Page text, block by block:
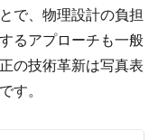
で、物理設計の負担
るアプローチも一般
の技術革新は写真表
す。